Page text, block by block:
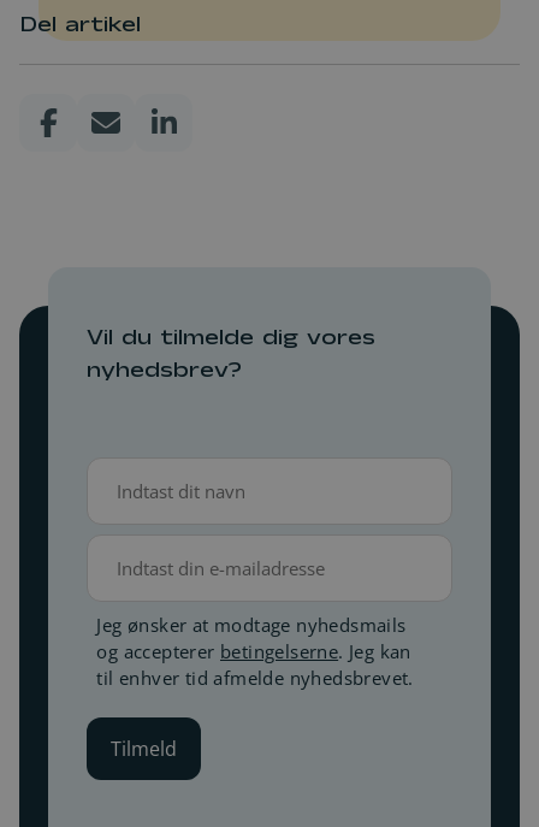
Del artikel
Vil du tilmelde dig vores
nyhedsbrev?
(Påkrævet)
mail
Betingelser
(Påkrævet)
Jeg ønsker at modtage nyhedsmails
og accepterer betingelserne. Jeg kan
til enhver tid afmelde nyhedsbrevet.